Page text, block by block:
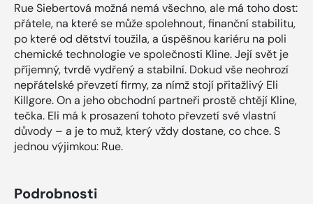
Rue Siebertová možná nemá všechno, ale má toho dost:
přátele, na které se může spolehnout, finanční stabilitu,
po které od dětství toužila, a úspěšnou kariéru na poli
chemické technologie ve společnosti Kline. Její svět je
příjemný, tvrdě vydřený a stabilní. Dokud vše neohrozí
nepřátelské převzetí firmy, za nímž stojí přitažlivý Eli
Killgore. On a jeho obchodní partneři prostě chtějí Kline,
tečka. Eli má k prosazení tohoto převzetí své vlastní
důvody – a je to muž, který vždy dostane, co chce. S
jednou výjimkou: Rue.
Podrobnosti